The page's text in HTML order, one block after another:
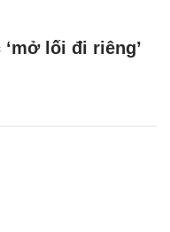
lối đi riêng’